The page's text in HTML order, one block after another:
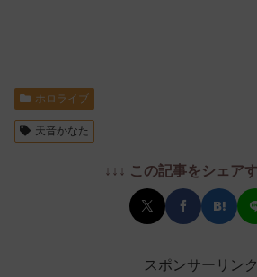
ホロライブ
天音かなた
↓↓↓ この記事をシェア
スポンサーリンク